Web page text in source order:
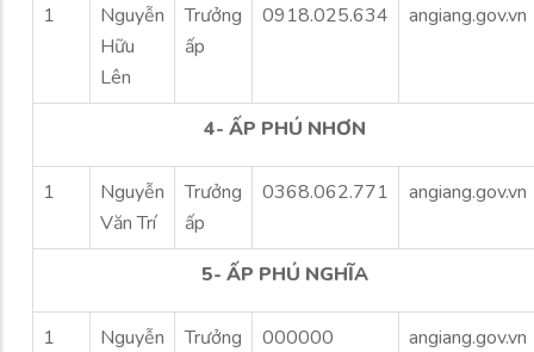
1
Nguyễn
Hữu
Lên
Trưởng
ấp
0918.025.634 angiang.gov.vn
4- ẤP PHÚ NHƠN
1
Nguyễn
Văn Trí
Trưởng
ấp
0368.062.771 angiang.gov.vn
5- ẤP PHÚ NGHĨA
1
Nguyễn
Trưởng
000000 angiang.gov.vn